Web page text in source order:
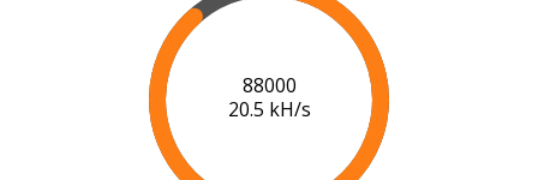
90000
20.6 kH/s